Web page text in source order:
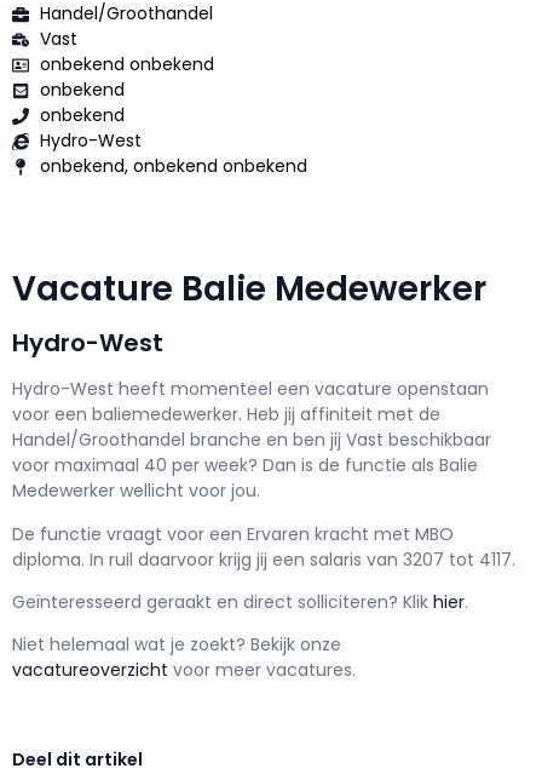
Handel/Groothandel
Vast
onbekend onbekend
onbekend
onbekend
Hydro-West
onbekend, onbekend onbekend
Vacature Balie Medewerker
Hydro-West
Hydro-West heeft momenteel een vacature openstaan
voor een baliemedewerker. Heb jij affiniteit met de
Handel/Groothandel branche en ben jij Vast beschikbaar
voor maximaal 40 per week? Dan is de functie als Balie
Medewerker wellicht voor jou.
De functie vraagt voor een Ervaren kracht met MBO
diploma. In ruil daarvoor krijg jij een salaris van 3207 tot 4117.
Geïnteresseerd geraakt en direct solliciteren? Klik hier.
Niet helemaal wat je zoekt? Bekijk onze
vacatureoverzicht voor meer vacatures.
Deel dit artikel